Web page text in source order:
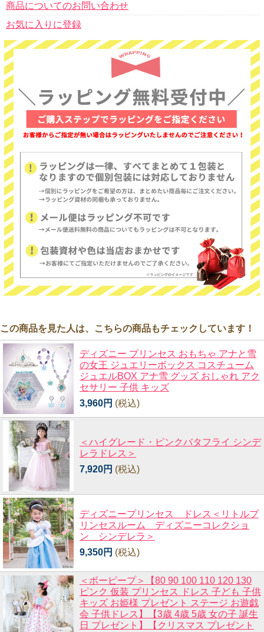
商品についてのお問い合わせ
お気に入りに登録
この商品を見た人は、こちらの商品もチェックしています！
ディズニー プリンセス おもちゃ アナと雪
の女王 ジュエリーボックス コスチューム
ジュエルBOX アナ雪 グッズ おしゃれ アク
セサリー 子供 キッズ
3,960円 (税込)
＜ハイグレード・ピンクバタフライ シンデ
レラドレス＞
7,920円 (税込)
ディズニープリンセス ドレス＜リトルプ
リンセスルーム ディズニーコレクショ
ン シンデレラ＞
9,350円 (税込)
＜ボーピープ＞【80 90 100 110 120 130
ピンク 仮装 プリンセス ドレス 子ども 子供
キッズ お姫様 プレゼント ステージ お遊戯
会 子供ドレス】【3歳 4歳 5歳 女の子 誕生
日 プレゼント】【クリスマス プレゼント